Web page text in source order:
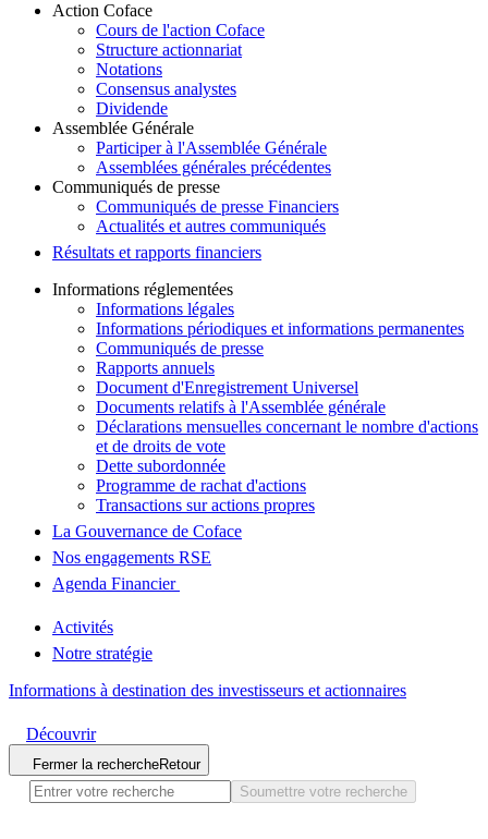
Action Coface
Cours de l'action Coface
Structure actionnariat
Notations
Consensus analystes
Dividende
Assemblée Générale
Participer à l'Assemblée Générale
Assemblées générales précédentes
Communiqués de presse
Communiqués de presse Financiers
Actualités et autres communiqués
Résultats et rapports financiers
Informations réglementées
Informations légales
Informations périodiques et informations permanentes
Communiqués de presse
Rapports annuels
Document d'Enregistrement Universel
Documents relatifs à l'Assemblée générale
Déclarations mensuelles concernant le nombre d'actions
et de droits de vote
Dette subordonnée
Programme de rachat d'actions
Transactions sur actions propres
La Gouvernance de Coface
Nos engagements RSE
Agenda Financier
Activités
Notre stratégie
Informations à destination des investisseurs et actionnaires
Découvrir
Fermer la rechercheRetour
Soumettre votre recherche